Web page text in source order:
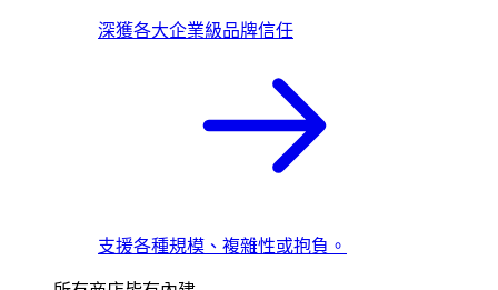
深獲各大企業級品牌信任
支援各種規模、複雜性或抱負。